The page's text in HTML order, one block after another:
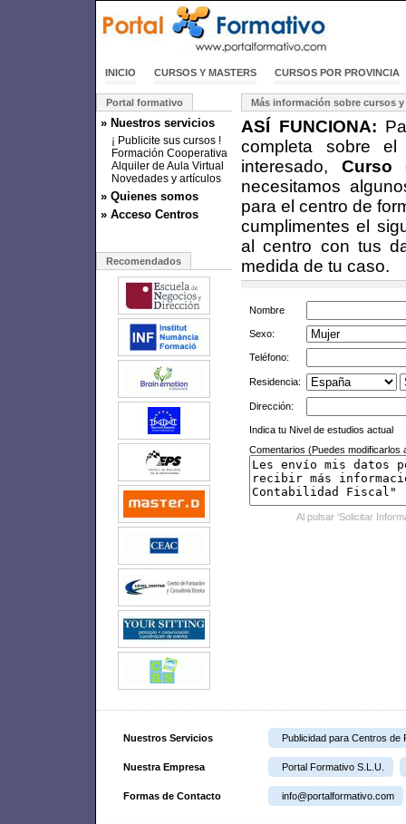
INICIO CURSOS Y MASTERS CURSOS POR PROVINCIA
Portal formativo
» Nuestros servicios
¡ Publicite sus cursos !
Formación Cooperativa
Alquiler de Aula Virtual
Novedades y artículos
» Quienes somos
» Acceso Centros
Recomendados
Más información sobre cursos y
ASÍ FUNCIONA:
completa sobre
interesado, Curso
necesitamos
para el centro de
cumplimentes el
al centro con tus
medida de tu caso.
Nombre
Sexo:
Teléfono:
Residencia:
Dirección:
Indica tu Nivel de estudios actual
Comentarios (Puedes modificarlos
Al pulsar 'Solicitar
Nuestros Servicios Publicidad para Centros de
Nuestra Empresa Portal Formativo S.L.U.
Formas de Contacto info@portalformativo.com